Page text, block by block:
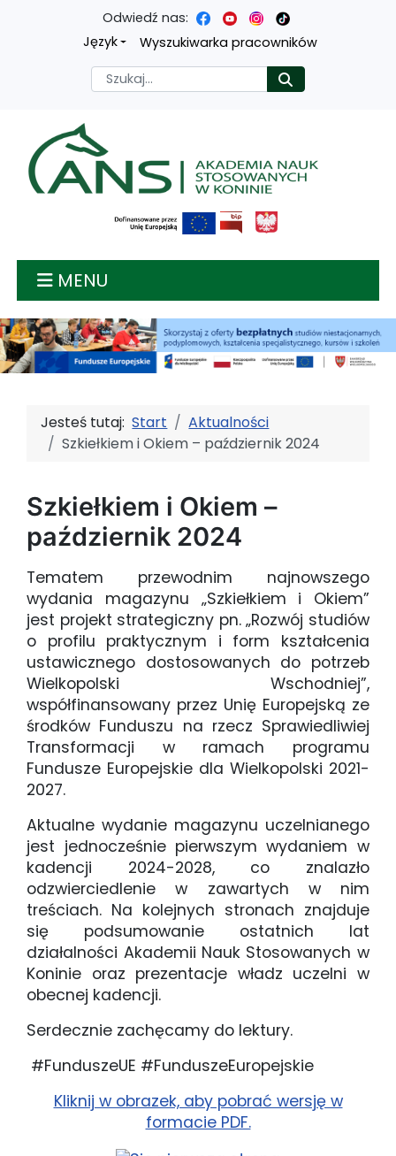
Przejdź
treści
głównej
Przejdź
menu
nawigacyjnego
Przejdź
wyszukiwarki
Przejdź
mapy
strony
Odwiedź nas:
Język
Wyszukiwarka pracowników
Szukaj
Akademia nauk
MENU
Jesteś tutaj:Start
Aktualności
Szkiełkiem i Okiem – październik 2024
Szkiełkiem i Okiem –
październik 2024
Tematem przewodnim najnowszego
wydania magazynu „Szkiełkiem i Okiem”
jest projekt strategiczny pn. „Rozwój studiów
o profilu praktycznym i form kształcenia
ustawicznego dostosowanych do potrzeb
Wielkopolski Wschodniej”,
współfinansowany przez Unię Europejską ze
środków Funduszu na rzecz Sprawiedliwiej
Transformacji w ramach programu
Fundusze Europejskie dla Wielkopolski 2021-
2027.
Aktualne wydanie magazynu uczelnianego
jest jednocześnie pierwszym wydaniem w
kadencji 2024-2028, co znalazło
odzwierciedlenie w zawartych w nim
treściach. Na kolejnych stronach znajduje
się podsumowanie ostatnich lat
działalności Akademii Nauk Stosowanych w
Koninie oraz prezentacje władz uczelni w
obecnej kadencji.
Serdecznie zachęcamy do lektury.
#FunduszeUE #FunduszeEuropejskie
Kliknij w obrazek, aby pobrać wersję w
formacie PDF.